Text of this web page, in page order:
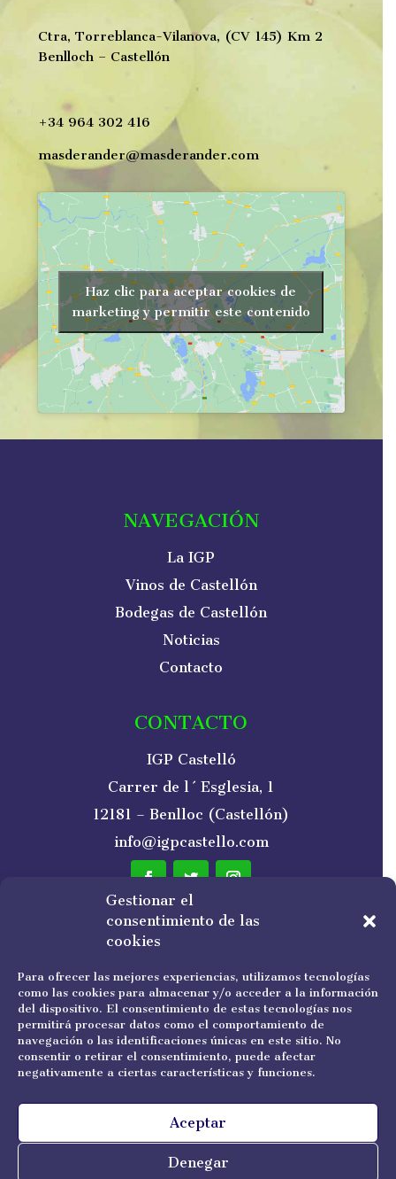
Gestionar el
consentimiento de las
cookies
Para ofrecer las mejores experiencias, utilizamos tecnologías
como las cookies para almacenar y/o acceder a la información
del dispositivo. El consentimiento de estas tecnologías nos
permitirá procesar datos como el comportamiento de
navegación o las identificaciones únicas en este sitio. No
consentir o retirar el consentimiento, puede afectar
negativamente a ciertas características y funciones.
Aceptar
Denegar
Ctra, Torreblanca-Vilanova, (CV 145) Km 2
Benlloch – Castellón
+34 964 302 416
masderander@masderander.com
Haz clic para aceptar cookies de
marketing y permitir este contenido
NAVEGACIÓN
La IGP
Vinos de Castellón
Bodegas de Castellón
Noticias
Contacto
CONTACTO
IGP Castelló
Carrer de l´Esglesia, 1
12181 – Benlloc (Castellón)
info@igpcastello.com
NEWSLETTER
He leído y acepto la política de privacidad.
Copyright © 2022 IGP Castelló